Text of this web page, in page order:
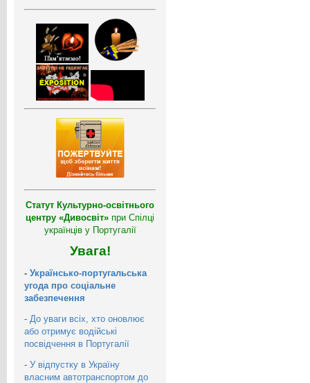
Статут Культурно-освітнього
центру «Дивосвіт» при Спілці
українців у Португалії
Увага!
- Українсько-португальська
угода про соціальне
забезпечення
- До уваги всіх, хто оновлює
або отримує водійські
посвідчення в Португалії
- У відпустку в Україну
власним автотранспортом до